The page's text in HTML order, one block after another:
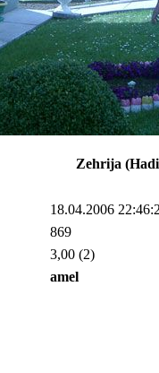
Zehrija
18.04.2006
869
3,00 (2)
amel